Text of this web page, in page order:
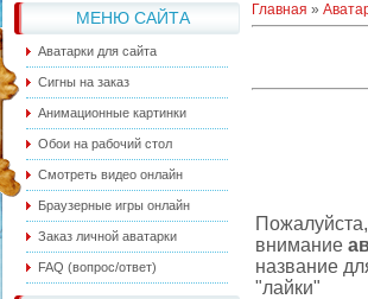
МЕНЮ САЙТА
Аватарки для сайта
Сигны на заказ
Анимационные картинки
Обои на рабочий стол
Смотреть видео онлайн
Браузерные игры онлайн
Заказ личной аватарки
FAQ (вопрос/ответ)
Главная »
внимание
название
"лайки"